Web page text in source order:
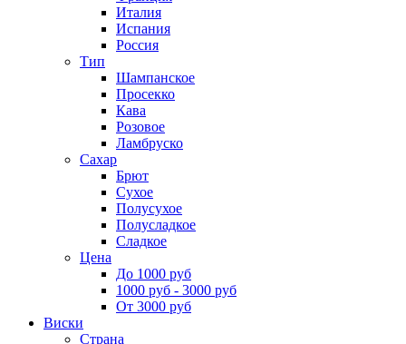
Италия
Испания
Россия
Тип
Шампанское
Просекко
Кава
Розовое
Ламбруско
Сахар
Брют
Сухое
Полусухое
Полусладкое
Сладкое
Цена
До 1000 руб
1000 руб - 3000 руб
От 3000 руб
Виски
Страна